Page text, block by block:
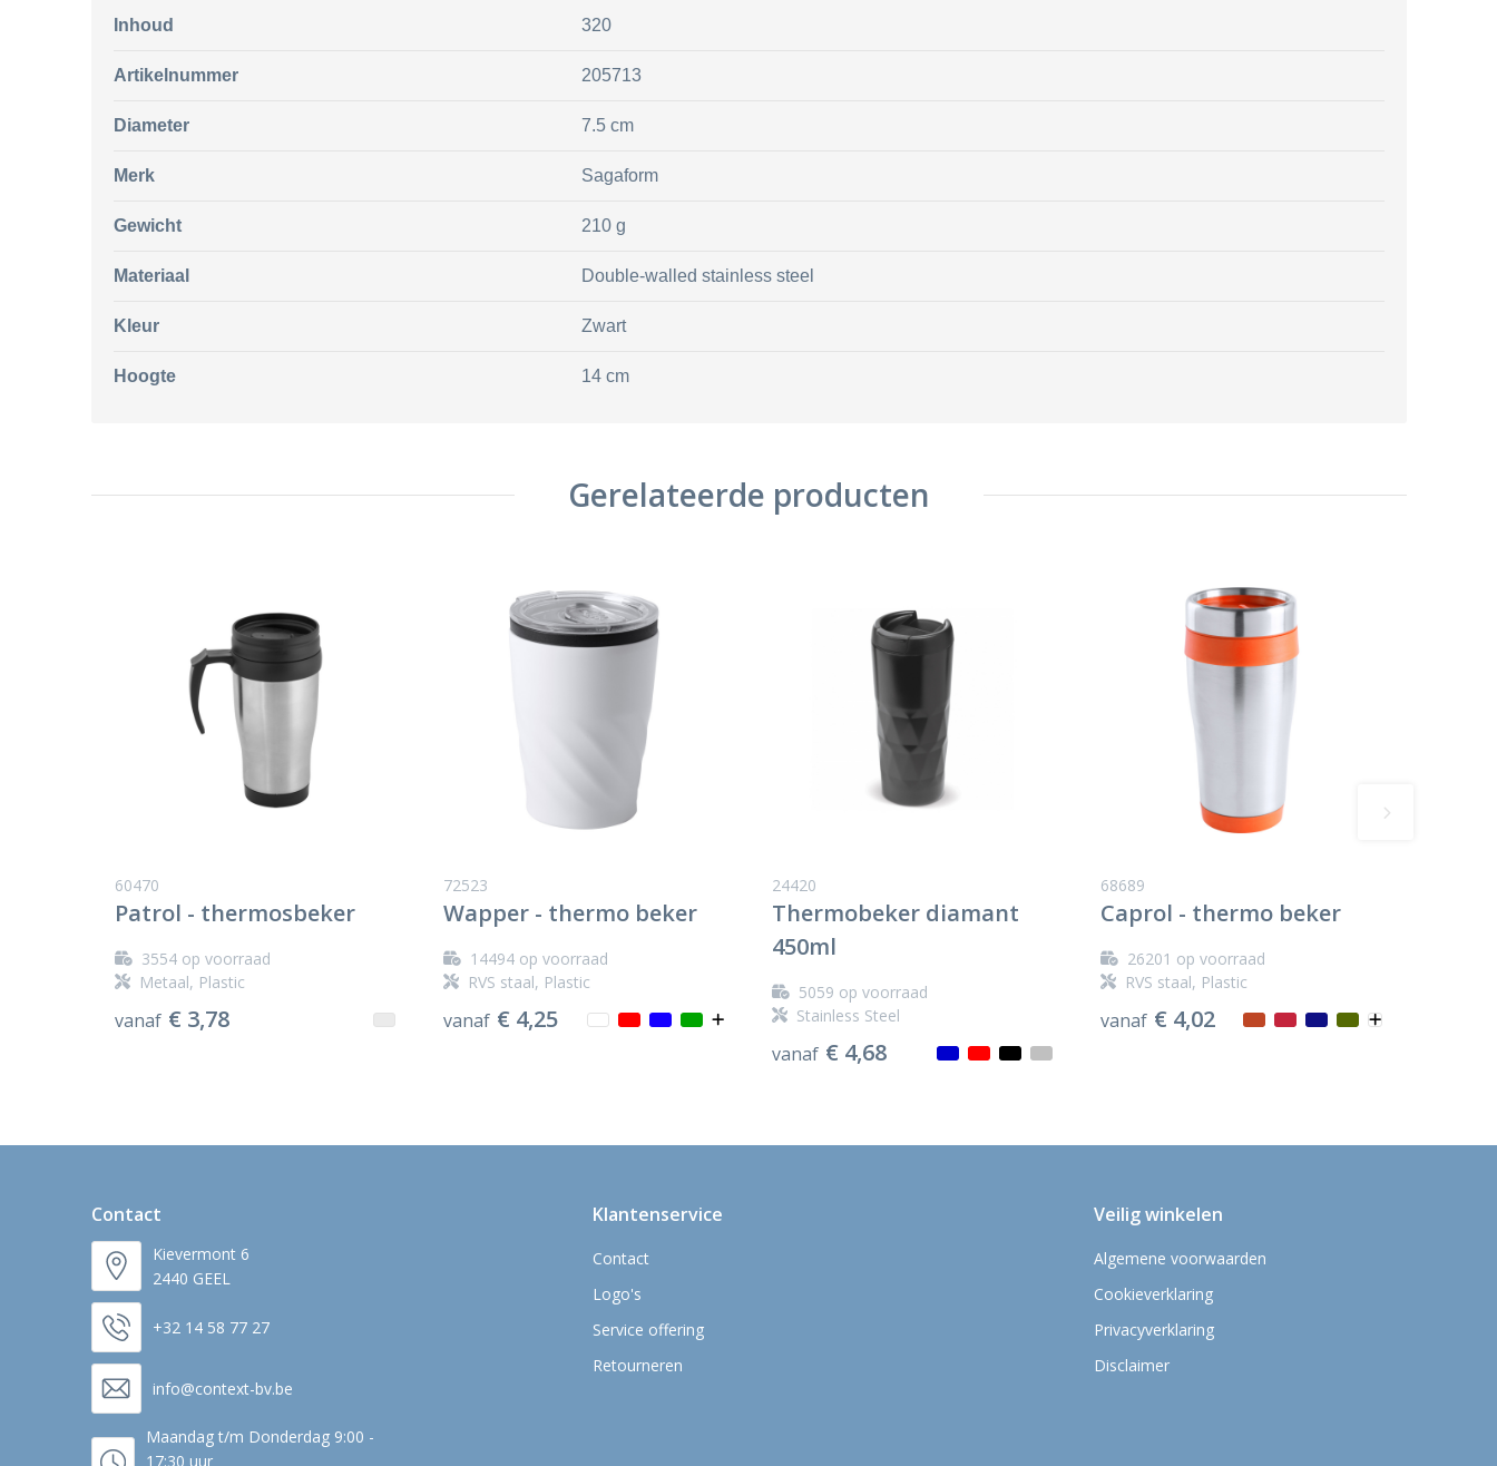
Inhoud 320
Artikelnummer 205713
Diameter 7.5 cm
Merk Sagaform
Gewicht 210 g
Materiaal Double-walled stainless steel
Kleur Zwart
Hoogte 14 cm
Gerelateerde producten
60470
Patrol - thermosbeker
3554op voorraad
Metaal, Plastic
vanaf € 3,78
72523
Wapper - thermo beker
14494op voorraad
RVS staal, Plastic
vanaf € 4,25
24420
Thermobeker diamant
450ml
5059 op voorraad
Stainless Steel
vanaf € 4,68
68689
Caprol - thermo beker
26201 op voorraad
RVS staal, Plastic
vanaf € 4,02
Contact
Kievermont 6
2440 GEEL
+32 14 58 77 27
info@context-bv.be
Maandag t/m Donderdag 9:00 -
17:30 uur
Klantenservice
Contact
Logo's
Service offering
Retourneren
Veilig winkelen
Algemene voorwaarden
Cookieverklaring
Privacyverklaring
Disclaimer